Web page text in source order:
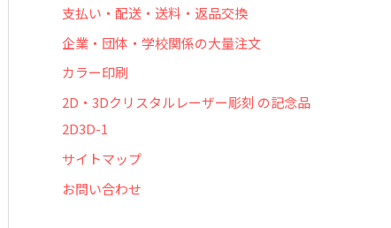
支払い・配送・送料・返品交換
企業・団体・学校関係の大量注文
カラー印刷
2D・3Dクリスタルレーザー彫刻 の記念品
2D3D-1
サイトマップ
お問い合わせ